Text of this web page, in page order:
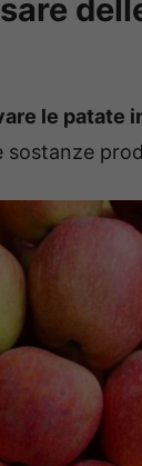
le patate
sostanze